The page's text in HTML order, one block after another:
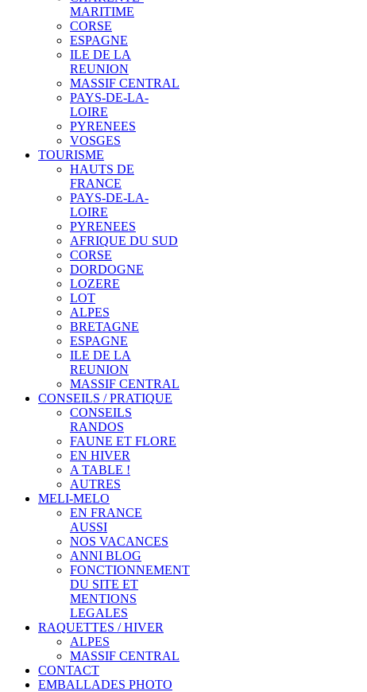
MARITIME
CORSE
ESPAGNE
ILE DE LA
REUNION
MASSIF CENTRAL
PAYS-DE-LA-
LOIRE
PYRENEES
VOSGES
TOURISME
HAUTS DE
FRANCE
PAYS-DE-LA-
LOIRE
PYRENEES
AFRIQUE DU SUD
CORSE
DORDOGNE
LOZERE
LOT
ALPES
BRETAGNE
ESPAGNE
ILE DE LA
REUNION
MASSIF CENTRAL
CONSEILS / PRATIQUE
CONSEILS
RANDOS
FAUNE ET FLORE
EN HIVER
A TABLE !
AUTRES
MELI-MELO
EN FRANCE
AUSSI
NOS VACANCES
ANNI BLOG
FONCTIONNEMENT
DU SITE ET
MENTIONS
LEGALES
RAQUETTES / HIVER
ALPES
MASSIF CENTRAL
CONTACT
EMBALLADES PHOTO